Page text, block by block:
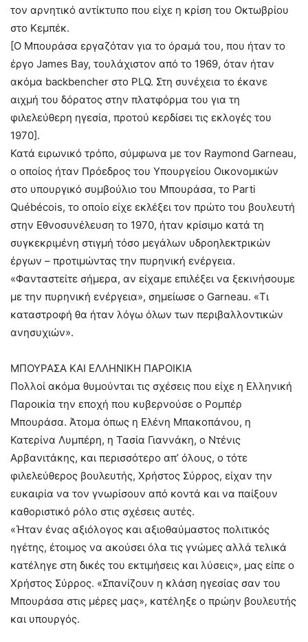
τον αρνητικό αντίκτυπο που είχε η κρίση του Οκτωβρίου
στο Κεμπέκ.
[Ο Μπουράσα εργαζόταν για το όραμά του, που ήταν το
έργο James Bay, τουλάχιστον από το 1969, όταν ήταν
ακόμα backbencher στο PLQ. Στη συνέχεια το έκανε
αιχμή του δόρατος στην πλατφόρμα του για τη
φιλελεύθερη ηγεσία, προτού κερδίσει τις εκλογές του
1970].
Κατά ειρωνικό τρόπο, σύμφωνα με τον Raymond Garneau,
ο οποίος ήταν Πρόεδρος του Υπουργείου Οικονομικών
στο υπουργικό συμβούλιο του Μπουράσα, το Parti
Québécois, το οποίο είχε εκλέξει τον πρώτο του βουλευτή
στην Εθνοσυνέλευση το 1970, ήταν κρίσιμο κατά τη
συγκεκριμένη στιγμή τόσο μεγάλων υδροηλεκτρικών
έργων – προτιμώντας την πυρηνική ενέργεια.
«Φανταστείτε σήμερα, αν είχαμε επιλέξει να ξεκινήσουμε
με την πυρηνική ενέργεια», σημείωσε ο Garneau. «Τι
καταστροφή θα ήταν λόγω όλων των περιβαλλοντικών
ανησυχιών».
ΜΠΟΥΡΑΣΑ ΚΑΙ ΕΛΛΗΝΙΚΗ ΠΑΡΟΙΚΙΑ
Πολλοί ακόμα θυμούνται τις σχέσεις που είχε η Ελληνική
Παροικία την εποχή που κυβερνούσε ο Ρομπέρ
Μπουράσα. Άτομα όπως η Ελένη Μπακοπάνου, η
Κατερίνα Λυμπέρη, η Τασία Γιαννάκη, ο Ντένις
Αρβανιτάκης, και περισσότερο απ’ όλους, ο τότε
φιλελεύθερος βουλευτής, Χρήστος Σύρρος, είχαν την
ευκαιρία να τον γνωρίσουν από κοντά και να παίξουν
καθοριστικό ρόλο στις σχέσεις αυτές.
«Ήταν ένας αξιόλογος και αξιοθαύμαστος πολιτικός
ηγέτης, έτοιμος να ακούσει όλα τις γνώμες αλλά τελικά
κατέληγε στη δικές του εκτιμήσεις και λύσεις», μας είπε ο
Χρήστος Σύρρος. «Σπανίζουν η κλάση ηγεσίας σαν του
Μπουράσα στις μέρες μας», κατέληξε ο πρώην βουλευτής
και υπουργός.